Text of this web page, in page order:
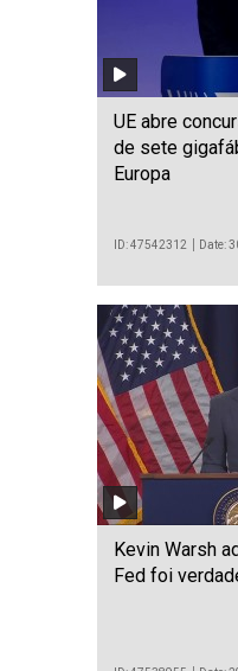
UE abre
de sete
Europa
ID: 47542312 Date:
Kevin Warsh
Fed foi